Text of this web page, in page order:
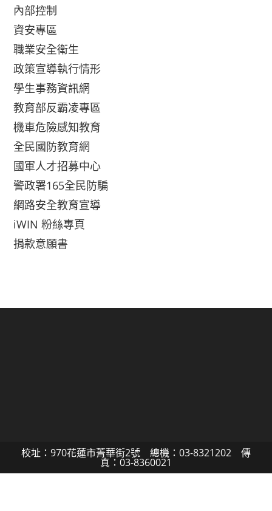
內部控制
資安專區
職業安全衛生
政策宣導執行情形
學生事務資訊網
教育部反霸凌專區
機車危險感知教育
全民國防教育網
國軍人才招募中心
警政署165全民防騙
網路安全教育宣導
iWIN 粉絲專頁
捐款意願書
校址：970花蓮市菁華街2號 總機：03-8321202 傳
真：03-8360021